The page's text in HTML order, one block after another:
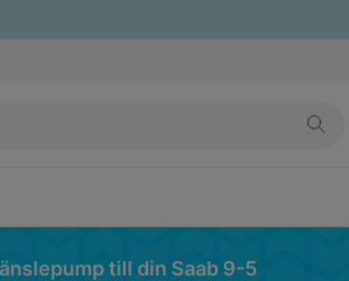
till din Saab 9-5